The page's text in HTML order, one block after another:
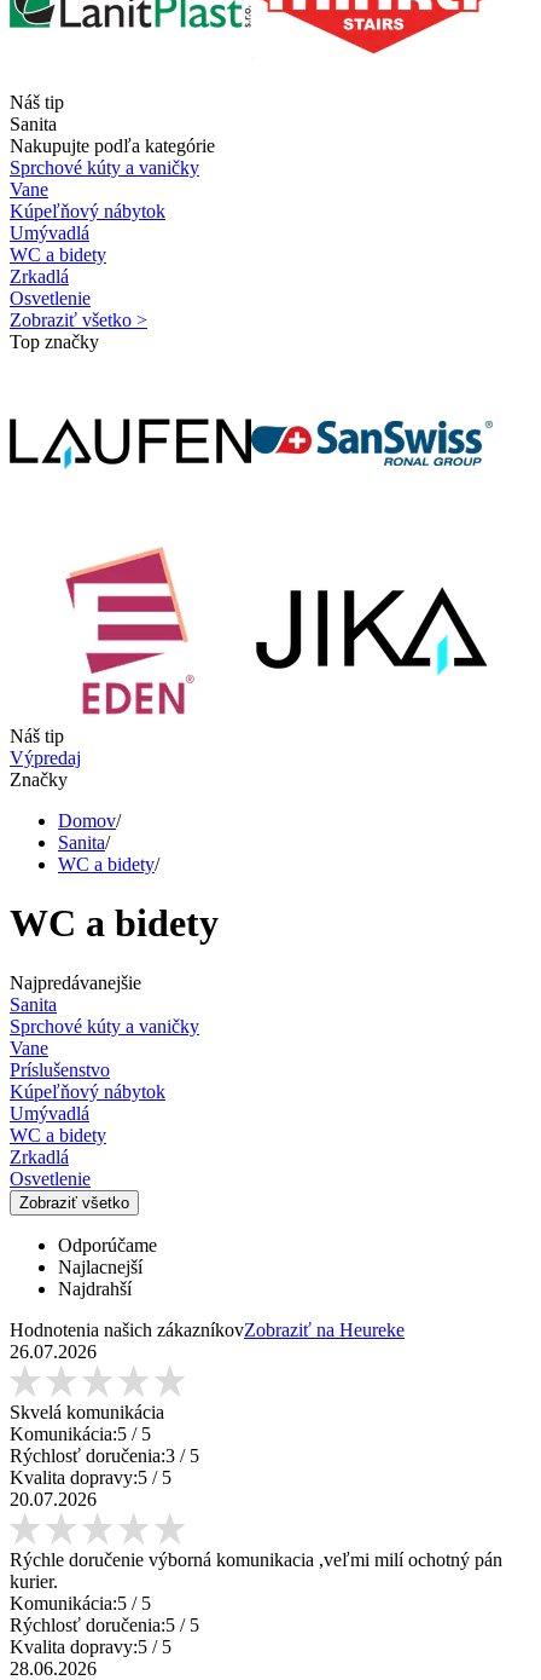
Náš tip
Sanita
Nakupujte podľa kategórie
Sprchové kúty a vaničky
Vane
Kúpeľňový nábytok
Umývadlá
WC a bidety
Zrkadlá
Osvetlenie
Zobraziť všetko >
Top značky
Náš tip
Výpredaj
Značky
Domov/
Sanita/
WC a bidety/
WC a bidety
Najpredávanejšie
Sanita
Sprchové kúty a vaničky
Vane
Príslušenstvo
Kúpeľňový nábytok
Umývadlá
WC a bidety
Zrkadlá
Osvetlenie
Zobraziť všetko
Odporúčame
Najlacnejší
Najdrahší
Hodnotenia našich zákazníkovZobraziť na Heureke
26.07.2026
Skvelá komunikácia
Komunikácia:5 / 5
Rýchlosť doručenia:3 / 5
Kvalita dopravy:5 / 5
20.07.2026
Rýchle doručenie výborná komunikacia ,veľmi milí ochotný pán
kurier.
Komunikácia:5 / 5
Rýchlosť doručenia:5 / 5
Kvalita dopravy:5 / 5
28.06.2026